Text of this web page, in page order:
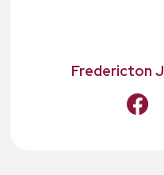
Fredericton